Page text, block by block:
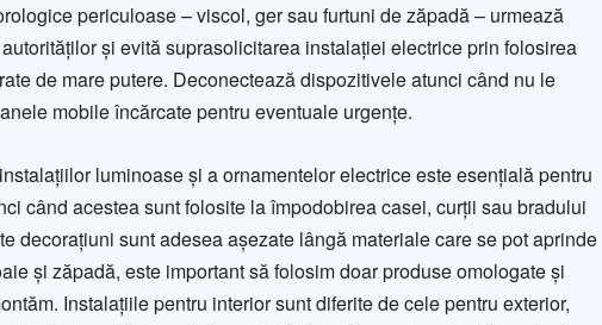
periculoase – viscol, ger sau furtuni de zăpadă – urmează
și evită suprasolicitarea instalației electrice prin folosirea
de mare putere. Deconectează dispozitivele atunci când nu le
mobile încărcate pentru eventuale urgențe.
luminoase și a ornamentelor electrice este esențială pentru
când acestea sunt folosite la împodobirea casei, curții sau bradului
decorațiuni sunt adesea așezate lângă materiale care se pot aprinde
și zăpadă, este important să folosim doar produse omologate și
Instalațiile pentru interior sunt diferite de cele pentru exterior,